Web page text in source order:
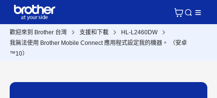
歡迎來到 Brother 台灣 支援和下載
HL-L2460DW
我無法使用 Brother Mobile Connect 應用程式設定我的機器。 （安卓
™10）